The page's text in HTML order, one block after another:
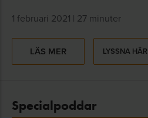
1 februari 2021 | 27 minuter
LÄS MER LYSSNA HÄR
Specialpoddar